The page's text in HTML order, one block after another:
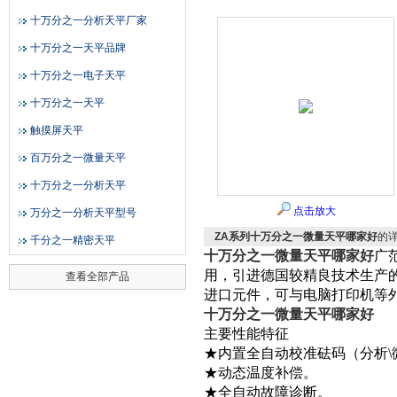
十万分之一分析天平厂家
十万分之一天平品牌
十万分之一电子天平
十万分之一天平
触摸屏天平
百万分之一微量天平
十万分之一分析天平
万分之一分析天平型号
千分之一精密天平
查看全部产品
点击放大
ZA系列十万分之一微量天平哪家好的
十万分之一微量天平哪家好广
用，引进德国较精良技术生产
进口元件，可与电脑打印机等
十万分之一微量天平哪家好
主要性能特征
★内置全自动校准砝码（分析\
★动态温度补偿。
★全自动故障诊断。